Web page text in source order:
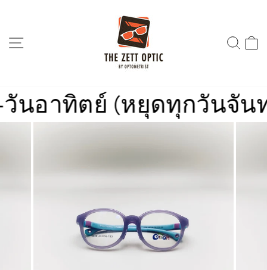
SITE NAVIGATION
อาทิตย์ (หยุดทุกวันจันทร์)